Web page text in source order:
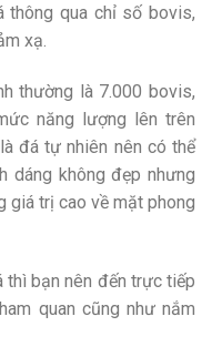
thông qua chỉ số bovis,
xạ.
thường là 7.000 bovis,
năng lượng lên trên
đá tự nhiên nên có thể
dáng không đẹp nhưng
giá trị cao về mặt phong
thì bạn nên đến trực tiếp
quan cũng như nắm